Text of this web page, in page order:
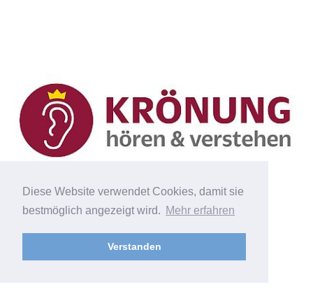
Diese Website verwendet Cookies, damit sie
bestmöglich angezeigt wird. Mehr erfahren
Verstanden
Krönung Hör-Akustik Studio